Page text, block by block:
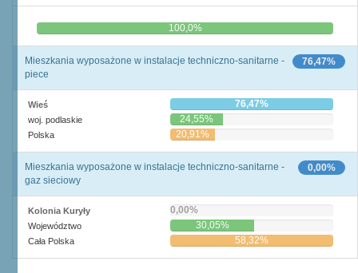
0,0% 100,0%
76,47%
Mieszkania wyposażone w instalacje techniczno-sanitarne -
piece
Wieś 76,47%
woj. podlaskie 24,55%
Polska 20,91%
0,00%
Mieszkania wyposażone w instalacje techniczno-sanitarne -
gaz sieciowy
Kolonia Kuryły 0,00%
Województwo 30,05%
Cała Polska 58,32%